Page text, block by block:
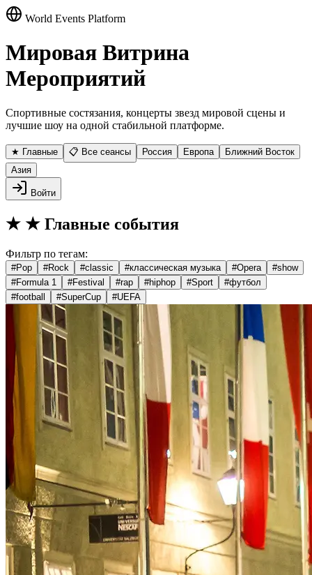
World Events Platform
Мировая Витрина
Мероприятий
Спортивные состязания, концерты звезд мировой сцены и
лучшие шоу на одной стабильной платформе.
★ Главные 📋 Все сеансы Россия Европа
Ближний Восток
Азия
Войти
★ ★ Главные события
Фильтр по тегам:
#Pop #Rock #classic #классическая музыка #Opera #show
#Formula 1 #Festival #rap #hiphop #Sport #футбол
#football #SuperCup #UEFA